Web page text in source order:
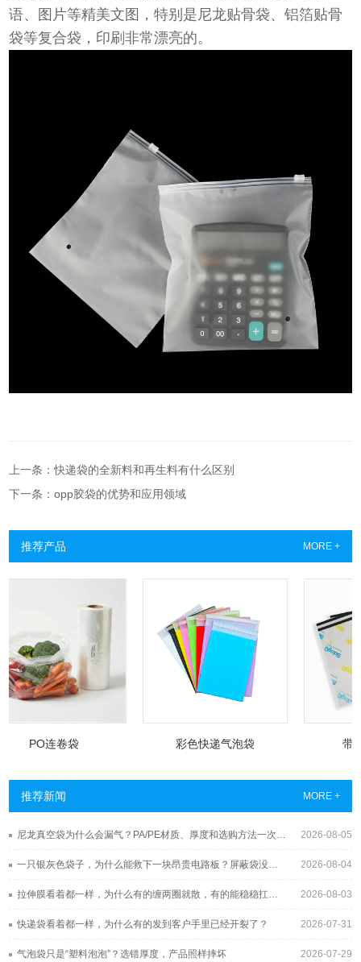
语、图片等精美文图，特别是尼龙贴骨袋、铝箔贴骨
袋等复合袋，印刷非常漂亮的。
上一条：快递袋的全新料和再生料有什么区别
下一条：opp胶袋的优势和应用领域
推荐产品 MORE +
PO连卷袋 彩色快递气泡袋 带印
推荐新闻 MORE +
2026-08-05
2026-08-04
2026-08-03
2026-07-31
快递袋看着都一样，为什么有的发到客户手里已经开裂了？
2026-07-29
气泡袋只是“塑料泡泡”？选错厚度，产品照样摔坏